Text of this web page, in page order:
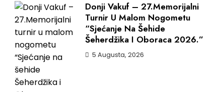
Donji Vakuf – 27.Memorijalni
Turnir U Malom Nogometu
“Sjećanje Na Šehide
Šeherdžika I Oboraca 2026.”
5 Augusta, 2026